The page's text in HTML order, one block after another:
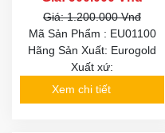
Giá: 1.200.000 Vnđ
Mã Sản Phẩm : EU01100
Hãng Sản Xuất: Eurogold
Xuất xứ:
Xem chi tiết